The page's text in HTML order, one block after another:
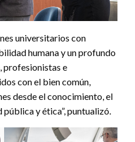
universitarios con
humana y un profundo
profesionistas e
con el bien común,
desde el conocimiento, el
y ética”, puntualizó.